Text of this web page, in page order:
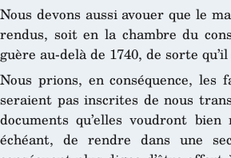
Nous devons aussi avouer que le
rendus, soit en la chambre du
guère au-delà de 1740, de sorte
Nous prions, en conséquence,
seraient pas inscrites de nous
documents qu’elles voudront bien
échéant, de rendre dans une